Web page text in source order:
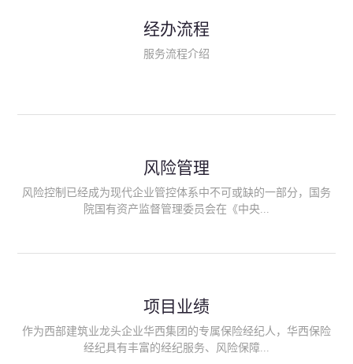
险、政府公共安全责任保险/自然灾害公众责任保险、精神病监护
人责任险、首台套/首版次保险、科技保险等）；（三）传统财产
险产品；（六）保险招投标业务。随着业务的开展，华西经纪会
供专业、优质的保险经纪服务。
经办流程
服务流程介绍
风险管理
风险控制已经成为现代企业管控体系中不可或缺的一部分，国务
院国有资产监督管理委员会在《中央...
能够为客户降低风险管理成本，提高经营效率；能够为企业提供
从风险评估、风险分析、风险防范、风险转移到灾后防损、索赔
等全方位、全过程、专家式的服务，拓展和深化由保险公司提供
项目业绩
作为西部建筑业龙头企业华西集团的专属保险经纪人，华西保险
经纪具有丰富的经纪服务、风险保障...